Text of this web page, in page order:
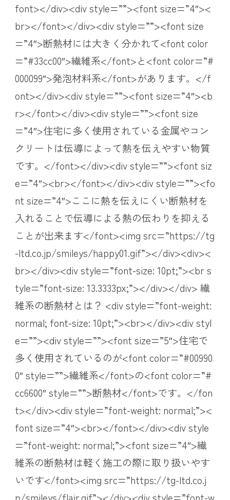
font></div><div style=””><font size=”4″><
br></font></div><div style=””><font size
=”4″>断熱材には大きく分かれて<font color
=”#33cc00″>繊維系</font>と<font color=”#
000099″>発泡材料系</font>があります。</f
ont></div><div style=””><font size=”4″><b
r></font></div><div style=””><font size
=”4″>住宅に多く使用されている金属やコン
クリートは伝導によって熱を伝えやすい物質
です。</font></div><div style=””><font siz
e=”4″><br></font></div><div style=””><fo
nt size=”4″>ここに熱を伝えにくい断熱材を
入れることで伝導による熱の伝わりを抑える
ことが出来ます</font><img src=”https://tg
-ltd.co.jp/smileys/happy01.gif”></div><div><
br></div><div style=”font-size: 10pt;”><br s
tyle=”font-size: 13.3333px;”></div></div> 繊
維系の断熱材とは？ <div style=”font-weight:
normal; font-size: 10pt;”><br></div><div styl
e=””><div style=””><font size=”5″>住宅で
多く使用されているのが<font color=”#00990
0″ style=””>繊維系</font>の<font color=”#
cc6600″ style=””>断熱材</font>です。</fon
t></div><div style=”font-weight: normal;”><
font size=”4″><br></font></div><div style
=”font-weight: normal;”><font size=”4″>繊
維系の断熱材は軽く施工の際に取り扱いやす
いです</font><img src=”https://tg-ltd.co.j